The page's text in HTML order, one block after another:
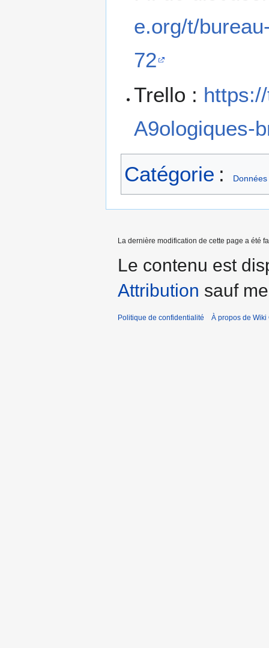
e.org/t/
72
Trello :
A9ologiques-
Catégorie : Données
La dernière modification de cette page a été
Le contenu est
Attribution sauf
Politique de confidentialité À propos de Wiki